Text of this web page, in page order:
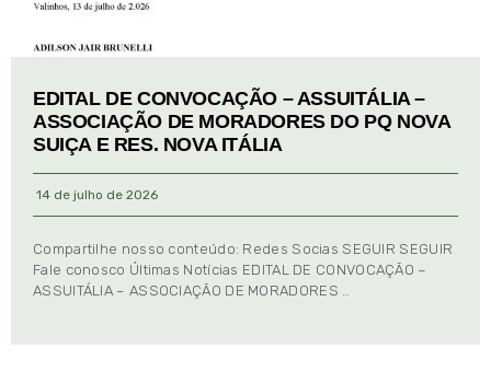
EDITAL DE CONVOCAÇÃO – ASSUITÁLIA –
ASSOCIAÇÃO DE MORADORES DO PQ NOVA
SUIÇA E RES. NOVA ITÁLIA
14 de julho de 2026
Compartilhe nosso conteúdo: Redes Socias SEGUIR SEGUIR
Fale conosco Últimas Notícias EDITAL DE CONVOCAÇÃO –
ASSUITÁLIA – ASSOCIAÇÃO DE MORADORES …